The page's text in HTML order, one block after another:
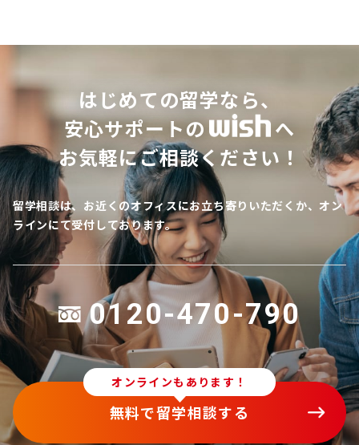
はじめての留学なら、
安心サポートの
へ
お気軽にご相談ください！
留学相談は、お近くのオフィスにお立ち寄りいただくか、オン
ラインにて受付しております。
0120-470-790
オンラインもあります！
無料で留学相談する